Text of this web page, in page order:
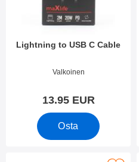
Lightning to USB C Cable
Tuote.nro 49181
Valkoinen
13.95 EUR
Osta